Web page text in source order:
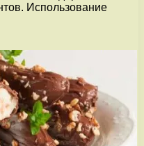
Использование